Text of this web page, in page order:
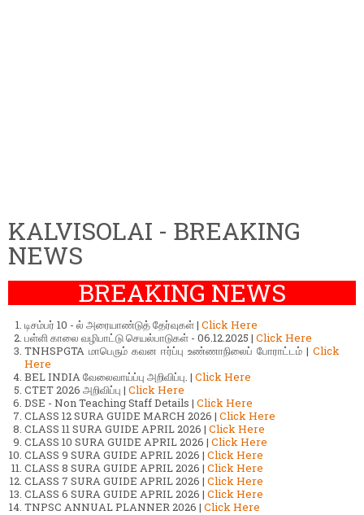
KALVISOLAI - BREAKING
NEWS
BREAKING NEWS
டிசம்பர் 10 - ல் அரையாண்டுத் தேர்வுகள் | Click Here
பள்ளி காலை வழிபாட்டு செயல்பாடுகள் - 06.12.2025 | Click Here
TNHSPGTA மாபெரும் கவன ஈர்ப்பு உண்ணாநிலைப் போராட்டம் | Click
Here
BEL INDIA வேலைவாய்ப்பு அறிவிப்பு. | Click Here
CTET 2026 அறிவிப்பு | Click Here
DSE - Non Teaching Staff Details | Click Here
CLASS 12 SURA GUIDE MARCH 2026 | Click Here
CLASS 11 SURA GUIDE APRIL 2026 | Click Here
CLASS 10 SURA GUIDE APRIL 2026 | Click Here
CLASS 9 SURA GUIDE APRIL 2026 | Click Here
CLASS 8 SURA GUIDE APRIL 2026 | Click Here
CLASS 7 SURA GUIDE APRIL 2026 | Click Here
CLASS 6 SURA GUIDE APRIL 2026 | Click Here
TNPSC ANNUAL PLANNER 2026 | Click Here